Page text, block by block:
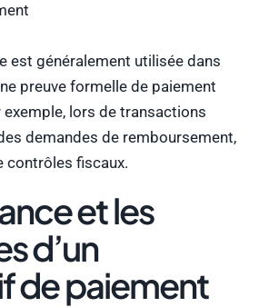
est généralement utilisée dans
preuve formelle de paiement
lors de transactions
demandes de remboursement,
contrôles fiscaux.
et les
d’un
de paiement